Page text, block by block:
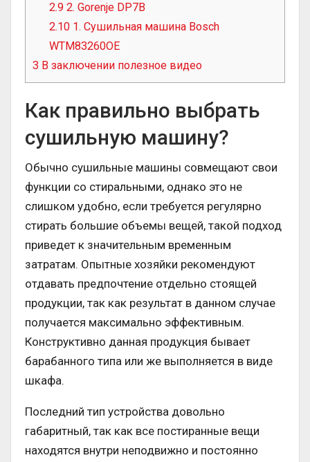
2.9 2. Gorenje DP7B
2.10 1. Сушильная машина Bosch
WTM83260OE
3 В заключении полезное видео
Как правильно выбрать
сушильную машину?
Обычно сушильные машины совмещают свои
функции со стиральными, однако это не
слишком удобно, если требуется регулярно
стирать большие объемы вещей, такой подход
приведет к значительным временным
затратам. Опытные хозяйки рекомендуют
отдавать предпочтение отдельно стоящей
продукции, так как результат в данном случае
получается максимально эффективным.
Конструктивно данная продукция бывает
барабанного типа или же выполняется в виде
шкафа.
Последний тип устройства довольно
габаритный, так как все постиранные вещи
находятся внутри неподвижно и постоянно